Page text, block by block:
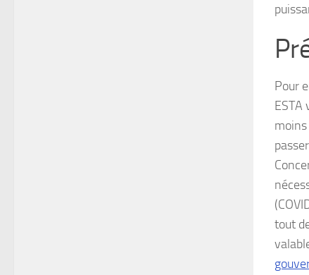
Pour
ESTA
tout